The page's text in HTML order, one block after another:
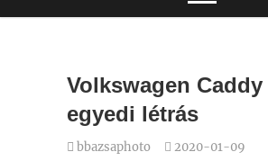
Volkswagen Caddy
egyedi létrás
bbazsaphoto
2020-01-09